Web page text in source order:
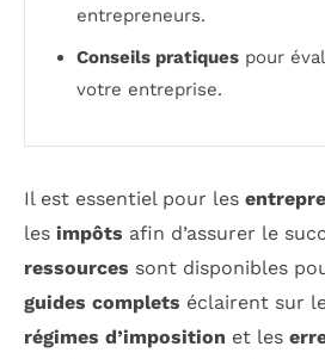
entrepreneurs.
Conseils pratiques pour
votre entreprise.
Il est essentiel pour les
les impôts afin d’assurer le
ressources sont disponibles
guides complets éclairent sur
régimes d’imposition et les